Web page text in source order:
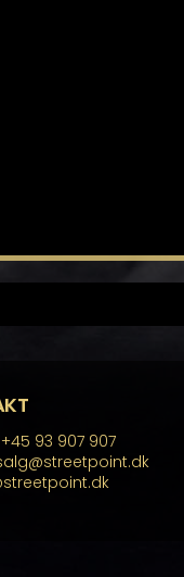
93 907 907